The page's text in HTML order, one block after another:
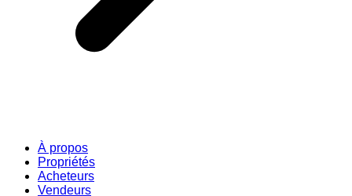
À propos
Propriétés
Acheteurs
Vendeurs